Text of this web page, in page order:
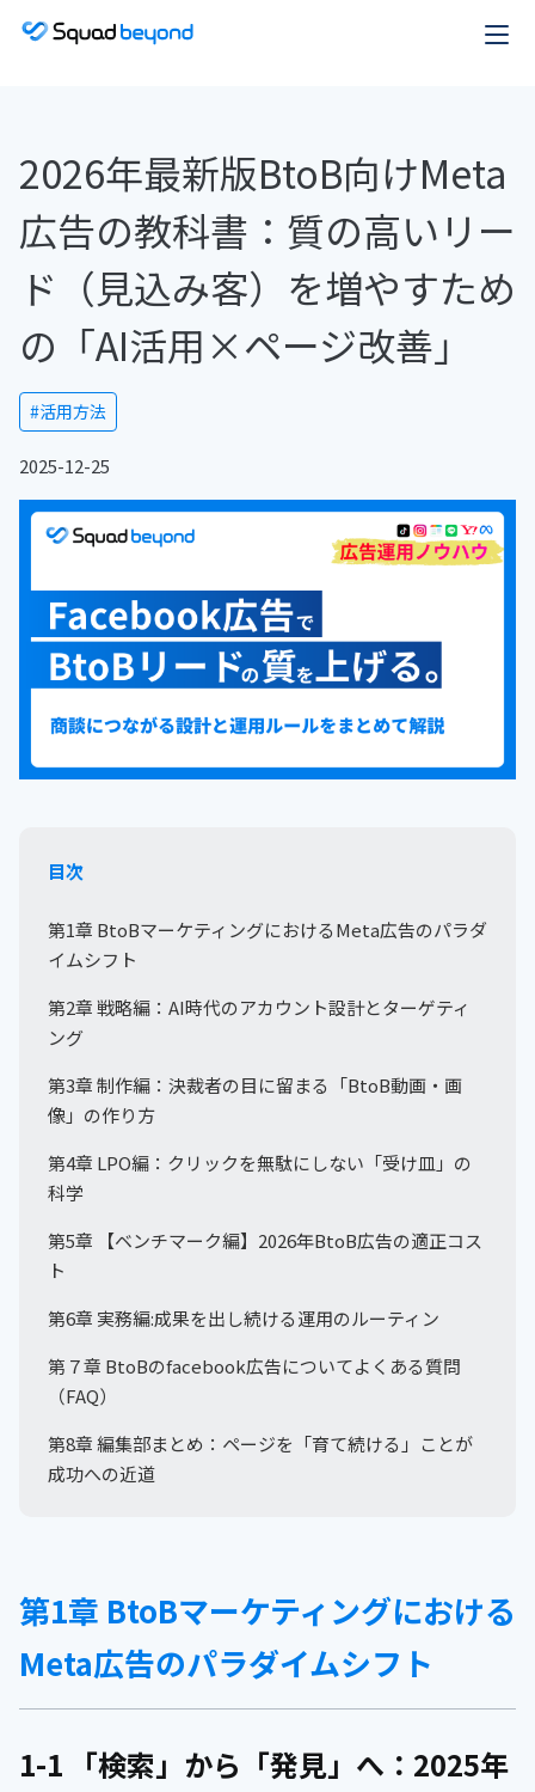
2026年最新版BtoB向けMeta
広告の教科書：質の高いリー
ド（見込み客）を増やすため
の「AI活用×ページ改善」
#活用方法
2025-12-25
目次
第1章 BtoBマーケティングにおけるMeta広告のパラダ
イムシフト
第2章 戦略編：AI時代のアカウント設計とターゲティ
ング
第3章 制作編：決裁者の目に留まる「BtoB動画・画
像」の作り方
第4章 LPO編：クリックを無駄にしない「受け皿」の
科学
第5章 【ベンチマーク編】2026年BtoB広告の適正コス
ト
第6章 実務編:成果を出し続ける運用のルーティン
第７章 BtoBのfacebook広告についてよくある質問
（FAQ）
第8章 編集部まとめ：ページを「育て続ける」ことが
成功への近道
第1章 BtoBマーケティングにおける
Meta広告のパラダイムシフト
1-1 「検索」から「発見」へ：2025年